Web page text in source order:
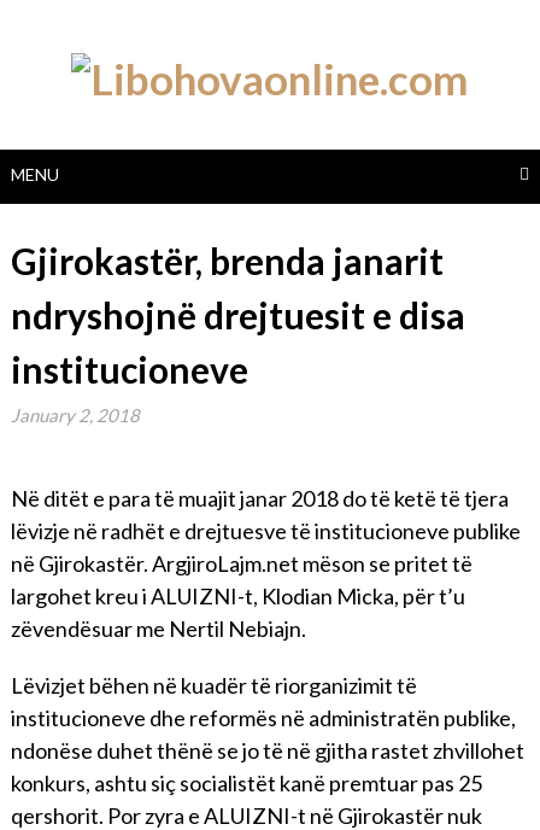
MENU
Gjirokastër, brenda janarit
ndryshojnë drejtuesit e disa
institucioneve
January 2, 2018
Në ditët e para të muajit janar 2018 do të ketë të tjera
lëvizje në radhët e drejtuesve të institucioneve publike
në Gjirokastër. ArgjiroLajm.net mëson se pritet të
largohet kreu i ALUIZNI-t, Klodian Micka, për t’u
zëvendësuar me Nertil Nebiajn.
Lëvizjet bëhen në kuadër të riorganizimit të
institucioneve dhe reformës në administratën publike,
ndonëse duhet thënë se jo të në gjitha rastet zhvillohet
konkurs, ashtu siç socialistët kanë premtuar pas 25
qershorit. Por zyra e ALUIZNI-t në Gjirokastër nuk